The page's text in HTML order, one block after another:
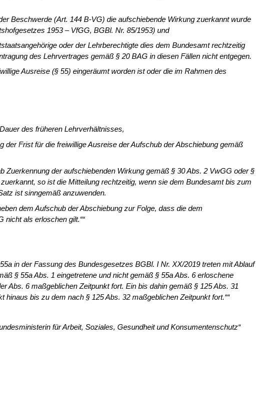
Beschwerde (Art. 144 B-VG) die aufschie­bende Wirkung zuerkannt wurde
1953 – VfGG, BGBl. Nr. 85/1953) und
oder der Lehrberechtigte dies dem Bundesamt rechtzeitig
des Lehrvertrages gemäß § 20 BAG in diesen Fällen nicht entgegen.
Ausreise (§ 55) eingeräumt worden ist oder die im Rahmen des
des früheren Lehrverhältnisses,
Frist für die freiwillige Ausreise der Aufschub der Abschiebung gemäß
der aufschiebenden Wirkung gemäß § 30 Abs. 2 VwGG oder §
so ist die Mitteilung rechtzeitig, wenn sie dem Bundesamt bis zum
ist sinngemäß anzuwenden.
dem Aufschub der Abschiebung zur Folge, dass die dem
nicht als erloschen gilt.““
in der Fassung des Bundesgesetzes BGBl. I Nr. XX/2019 treten mit Ablauf
§ 55a Abs. 1 eingetretene und nicht gemäß § 55a Abs. 6 erloschene
Abs. 6 maßgeblichen Zeitpunkt fort. Ein bis dahin gemäß § 125 Abs. 31
bis zu dem nach § 125 Abs. 32 maßgeblichen Zeitpunkt fort.““
für Arbeit, Soziales, Gesundheit und Konsumentenschutz“